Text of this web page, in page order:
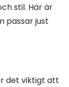
stil. Här är
passar just
det viktigt att